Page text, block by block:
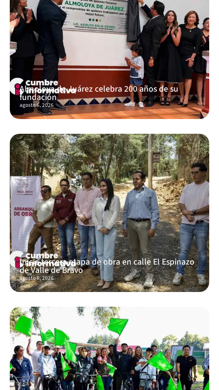
Almoloya de Juárez celebra 200 años de su
fundación
agosto 6, 2026
Inicia tercera etapa de obra en calle El Espinazo
de Valle de Bravo
agosto 6, 2026